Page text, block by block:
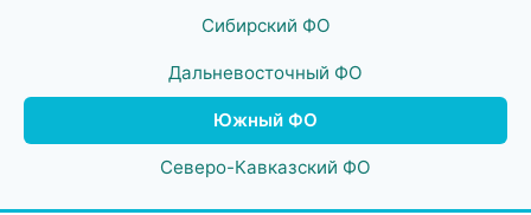
Сибирский ФО
Дальневосточный ФО
Южный ФО
Северо-Кавказский ФО